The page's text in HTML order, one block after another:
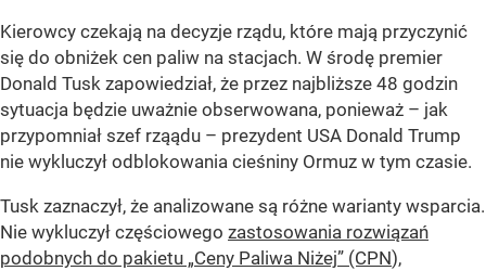
Kierowcy czekają na decyzje rządu, które mają przyczynić
się do obniżek cen paliw na stacjach. W środę premier
Donald Tusk zapowiedział, że przez najbliższe 48 godzin
sytuacja będzie uważnie obserwowana, ponieważ – jak
przypomniał szef rząądu – prezydent USA Donald Trump
nie wykluczył odblokowania cieśniny Ormuz w tym czasie.
Tusk zaznaczył, że analizowane są różne warianty wsparcia.
Nie wykluczył częściowego zastosowania rozwiązań
podobnych do pakietu „Ceny Paliwa Niżej” (CPN),